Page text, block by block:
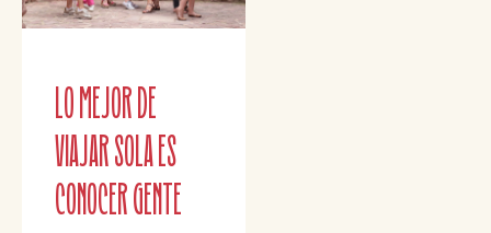
Lo mejor de
viajar sola es
conocer gente